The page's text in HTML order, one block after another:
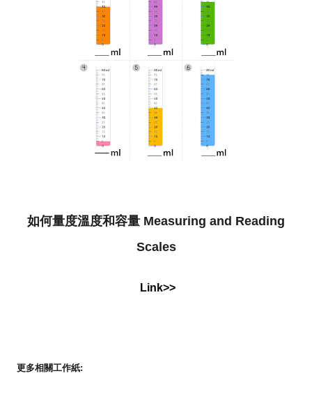
如何量度溫度和容量 Measuring and Reading
Scales
Link>>
更多相關工作紙: